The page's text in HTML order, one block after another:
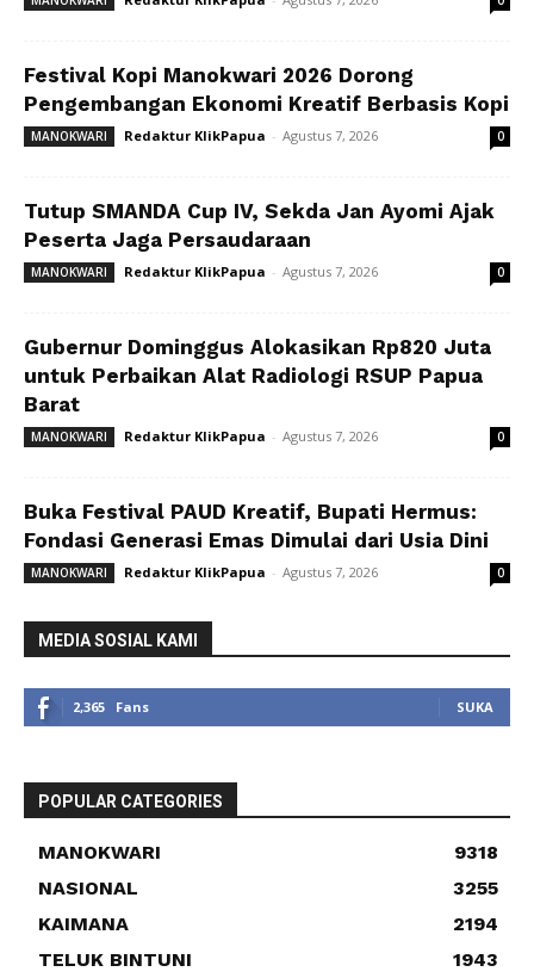
Festival Kopi Manokwari 2026 Dorong
Pengembangan Ekonomi Kreatif Berbasis Kopi
MANOKWARI Redaktur KlikPapua - Agustus 7, 2026 0
Tutup SMANDA Cup IV, Sekda Jan Ayomi Ajak
Peserta Jaga Persaudaraan
MANOKWARI Redaktur KlikPapua - Agustus 7, 2026 0
Gubernur Dominggus Alokasikan Rp820 Juta
untuk Perbaikan Alat Radiologi RSUP Papua
Barat
MANOKWARI Redaktur KlikPapua - Agustus 7, 2026 0
Buka Festival PAUD Kreatif, Bupati Hermus:
Fondasi Generasi Emas Dimulai dari Usia Dini
MANOKWARI Redaktur KlikPapua - Agustus 7, 2026 0
MEDIA SOSIAL KAMI
2,365 Fans SUKA
POPULAR CATEGORIES
MANOKWARI
9318
NASIONAL
3255
KAIMANA
2194
TELUK BINTUNI
1943